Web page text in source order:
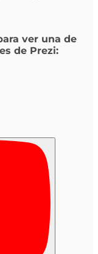
ver una de
de Prezi: